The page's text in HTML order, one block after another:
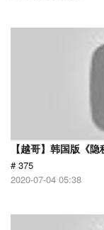
【越哥】韩国版《
# 375
2020-07-04 05:38